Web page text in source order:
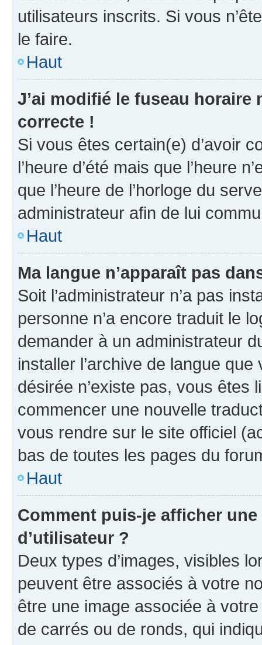
utilisateurs inscrits. Si vous
le faire.
Haut
J’ai modifié le fuseau horaire
correcte !
Si vous êtes certain(e) d’avoir
l’heure d’été mais que l’heure
que l’heure de l’horloge du
administrateur afin de lui
Haut
Ma langue n’apparaît pas
Soit l’administrateur n’a pas
personne n’a encore traduit le
demander à un administrateur
installer l’archive de langue
désirée n’existe pas, vous êtes
commencer une nouvelle
vous rendre sur le site officiel
bas de toutes les pages du
Haut
Comment puis-je afficher
d’utilisateur ?
Deux types d’images, visibles
peuvent être associés à votre
être une image associée à
de carrés ou de ronds, qui